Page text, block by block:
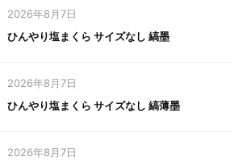
2026年8月7日
ひんやり塩まくら サイズなし 縞墨
2026年8月7日
ひんやり塩まくら サイズなし 縞薄墨
2026年8月7日